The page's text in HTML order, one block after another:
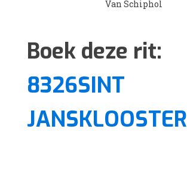
Van Schiphol
Boek deze rit:
8326SINT
JANSKLOOSTER